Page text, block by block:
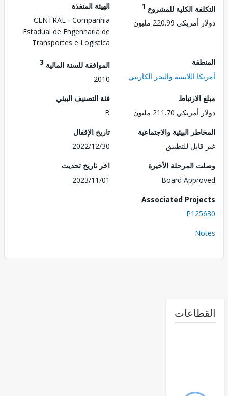
الكلية للمشروع1
220.99 مليون
الهيئة المنفذة
CENTRAL - Companhia
Estadual de Engenharia de
Transportes e Logistica
اللاتينية والبحر الكاريبي
الموافقة للسنة المالية3
2010
211.70 مليون
فئة التصنيف البيئي
B
البيئية والاجتماعية
للتطبيق
تاريخ الإقفال
2022/12/30
المرحلة الأخيرة
Board
اخر تاريخ تحديث
2023/11/01
Associated